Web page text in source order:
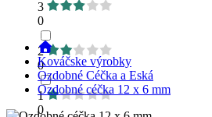
3
0
2
0
1
0
Kováčske výrobky
Ozdobné Céčka a Eská
Ozdobné céčka 12 x 6 mm